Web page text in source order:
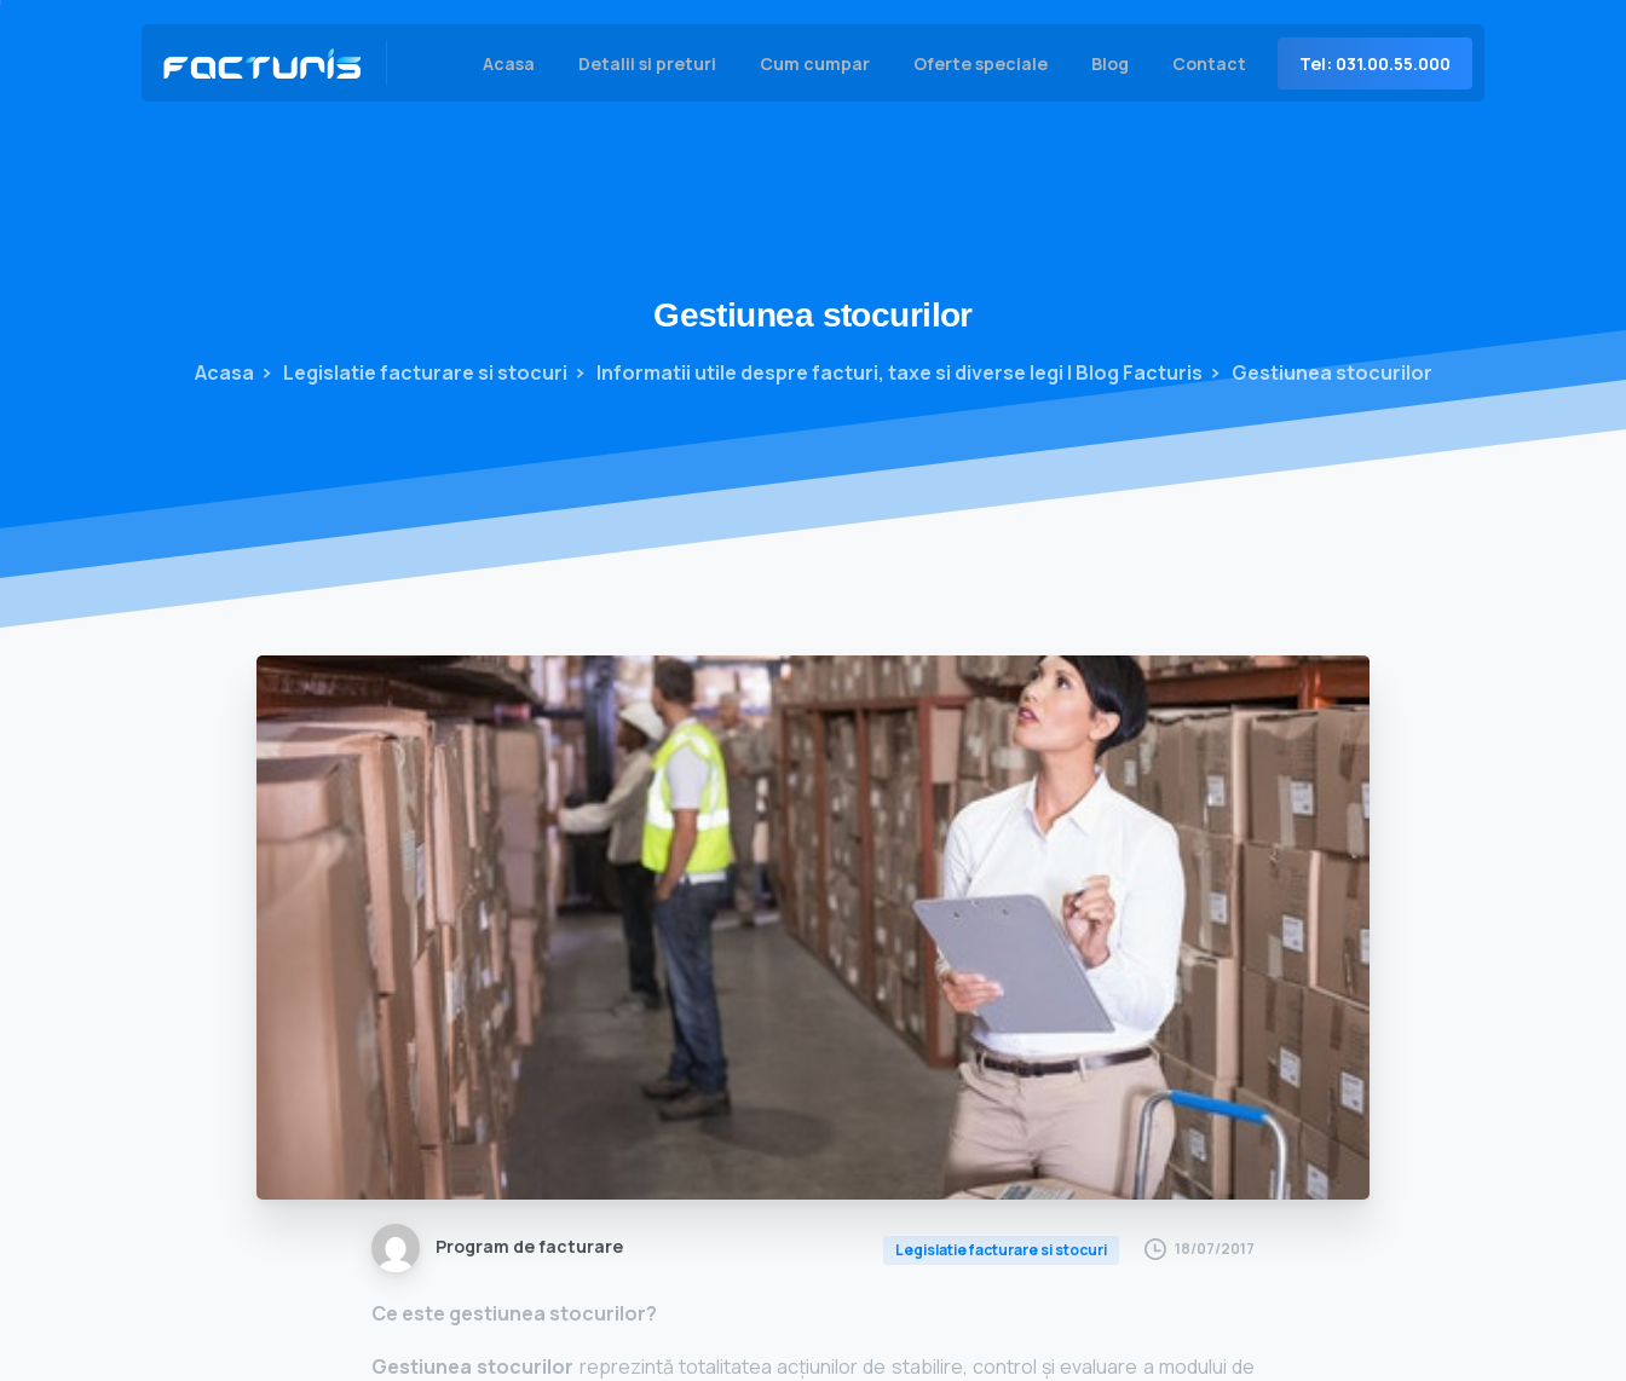
Acasa Detalii si preturi Cum cumpar Oferte speciale Blog Contact Tel: 031.00.55.000
Gestiunea stocurilor
Acasa Legislatie facturare si stocuri Informatii utile despre facturi, taxe si diverse legi | Blog Facturis Gestiunea stocurilor
Program de facturare Legislatie facturare si stocuri 18/07/2017
Ce este gestiunea stocurilor?
Gestiunea stocurilor reprezintă totalitatea acțiunilor de stabilire, control și evaluare a modului de